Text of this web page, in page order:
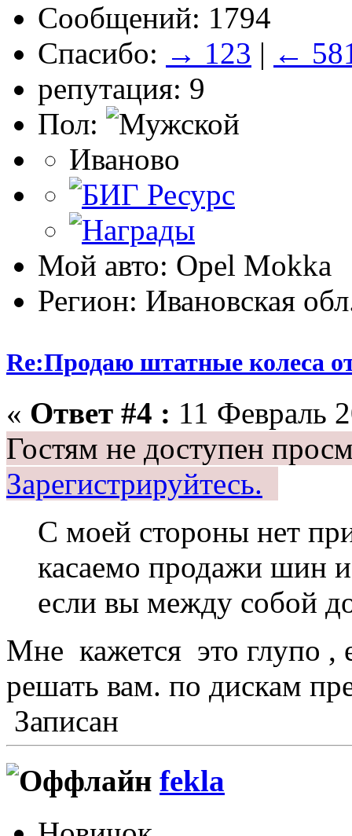
Сообщений: 1794
Спасибо: → 123 | ←
репутация: 9
Пол:
Иваново
Мой авто: Opel Mokka
Регион: Ивановская
Re:Продаю штатные колеса
« Ответ #4 : 11 Февраль
Гостям не доступен
Зарегистрируйтесь.
С моей стороны нет
касаемо продажи шин и
если вы между собой
Мне кажется это глупо ,
решать вам. по дискам
Записан
fekla